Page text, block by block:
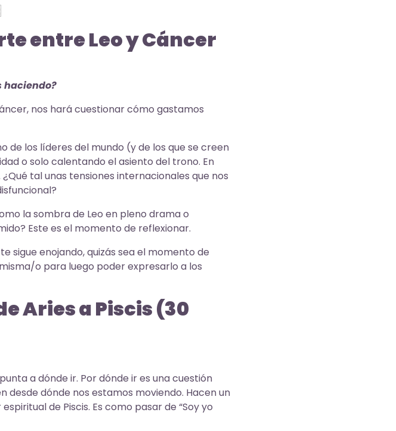
entre Leo y Cáncer
haciendo?
nos hará cuestionar cómo gastamos
de los líderes del mundo (y de los que se creen
o solo calentando el asiento del trono. En
tal unas tensiones internacionales que nos
la sombra de Leo en pleno drama o
Este es el momento de reflexionar.
sigue enojando, quizás sea el momento de
o para luego poder expresarlo a los
Aries a Piscis (30
a dónde ir. Por dónde ir es una cuestión
dónde nos estamos moviendo. Hacen un
de Piscis. Es como pasar de “Soy yo